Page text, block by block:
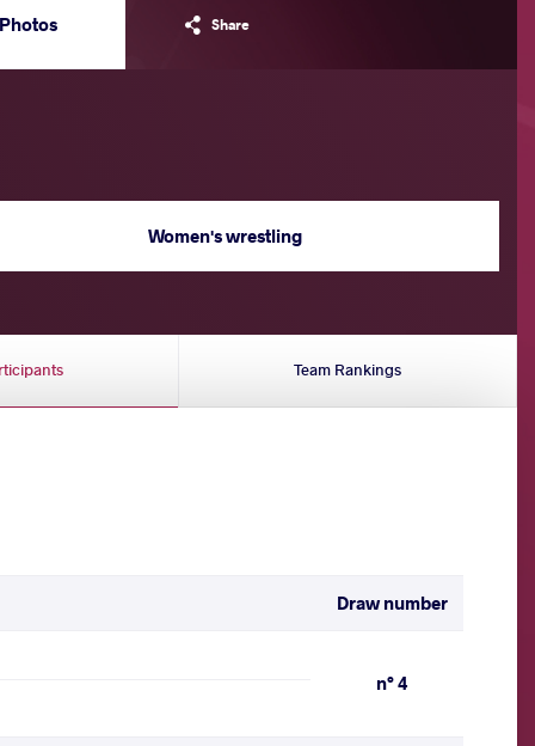
Share
Women's wrestling
Team Rankings
Draw number
n° 4